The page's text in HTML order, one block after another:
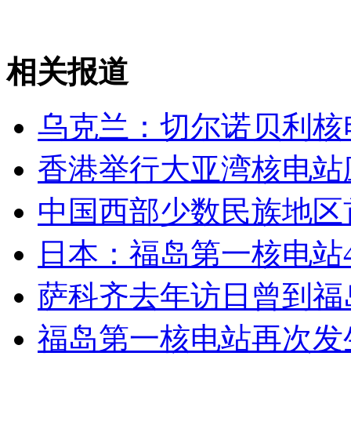
山西运城恶犬咬伤多人 警民合力深夜将其击毙
女孩北京地铁殴打老人 痛下狠手拳打脚踢
无痛分娩是否安全 医生回应
外交部：反对强权政治霸凌主义
相关报道
乌克兰：切尔诺贝利
香港举行大亚湾核电
中国西部少数民族地
日本：福岛第一核电
萨科齐去年访日曾到
福岛第一核电站再次